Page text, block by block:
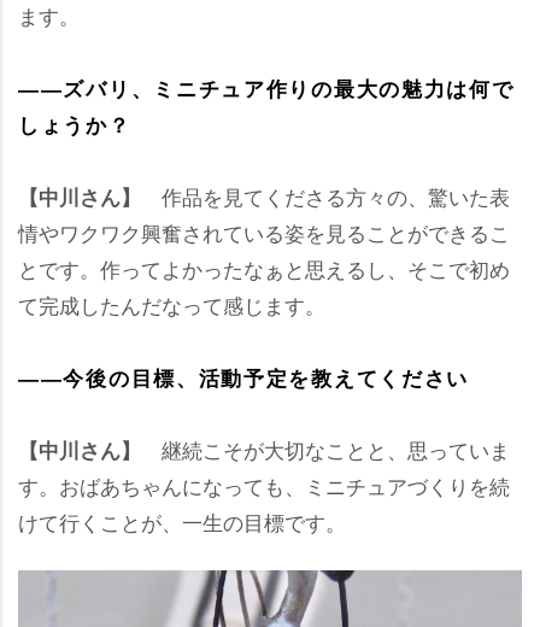
ます。
――ズバリ、ミニチュア作りの最大の魅力は何で
しょうか？
【中川さん】 作品を見てくださる方々の、驚いた表
情やワクワク興奮されている姿を見ることができるこ
とです。作ってよかったなぁと思えるし、そこで初め
て完成したんだなって感じます。
――今後の目標、活動予定を教えてください
【中川さん】
継続こそが大切なことと、思っていま
す。おばあちゃんになっても、ミニチュアづくりを続
けて行くことが、一生の目標です。